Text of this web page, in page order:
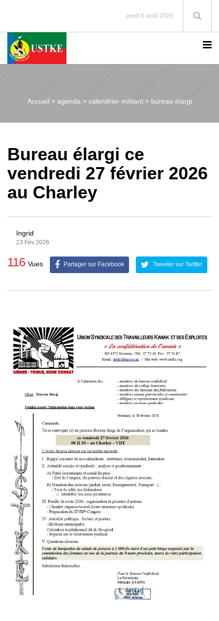
jeudi 6 août 2026
Accueil >agenda > calendrier militant > bureau élargi
Bureau élargi ce
vendredi 27 février 2026
au Charley
Ingrid
23 Fév 2026
116 Vues Partager sur Facebook Tweeter sur Twitter